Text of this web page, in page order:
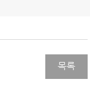
목록